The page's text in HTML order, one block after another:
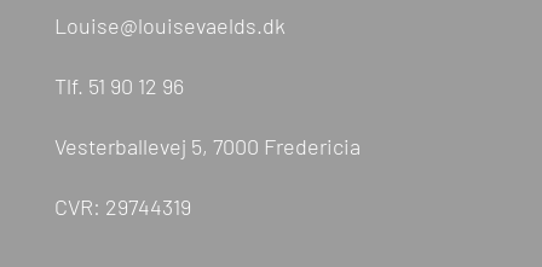
Louise@louisevaelds.dk
Tlf. 51 90 12 96
Vesterballevej 5, 7000 Fredericia
CVR: 29744319